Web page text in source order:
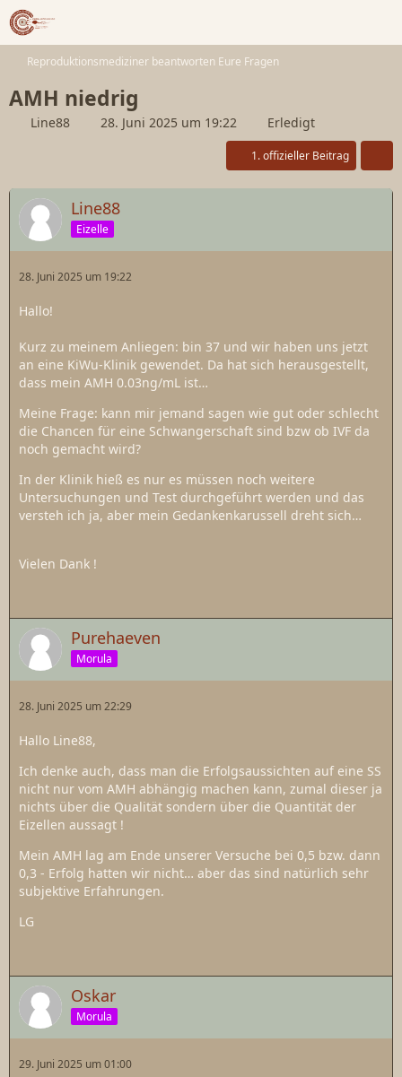
Reproduktionsmediziner beantworten Eure Fragen
AMH niedrig
Line88 28. Juni 2025 um 19:22 Erledigt
1. offizieller Beitrag
Line88
Eizelle
28. Juni 2025 um 19:22
Hallo!
Kurz zu meinem Anliegen: bin 37 und wir haben uns jetzt
an eine KiWu-Klinik gewendet. Da hat sich herausgestellt,
dass mein AMH 0.03ng/mL ist…
Meine Frage: kann mir jemand sagen wie gut oder schlecht
die Chancen für eine Schwangerschaft sind bzw ob IVF da
noch gemacht wird?
In der Klinik hieß es nur es müssen noch weitere
Untersuchungen und Test durchgeführt werden und das
versteh ich ja, aber mein Gedankenkarussell dreht sich…
Vielen Dank !
Purehaeven
Morula
28. Juni 2025 um 22:29
Hallo Line88,
Ich denke auch, dass man die Erfolgsaussichten auf eine SS
nicht nur vom AMH abhängig machen kann, zumal dieser ja
nichts über die Qualität sondern über die Quantität der
Eizellen aussagt !
Mein AMH lag am Ende unserer Versuche bei 0,5 bzw. dann
0,3 - Erfolg hatten wir nicht… aber das sind natürlich sehr
subjektive Erfahrungen.
LG
Oskar
Morula
29. Juni 2025 um 01:00